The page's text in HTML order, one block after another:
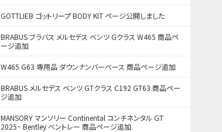
GOTTLIEB ゴットリープ BODY KIT ページ公開しました
BRABUS ブラバス メルセデス ベンツ Gクラス W465 商品ペ
ージ追加
W465 G63 専用品 ダウンナンバーベース 商品ページ追加
BRABUS メルセデス ベンツ GTクラス C192 GT63 商品ペー
ジ追加
MANSORY マンソリー Continental コンチネンタル GT
2025~ Bentley ベントレー 商品ページ追加